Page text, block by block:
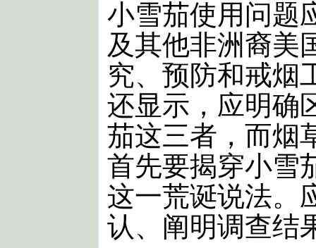
小雪茄使用问题
及其他非洲裔美
究、预防和戒烟
还显示，应明确
茄这三者，而烟
首先要揭穿小雪
这一荒诞说法。
认、阐明调查结